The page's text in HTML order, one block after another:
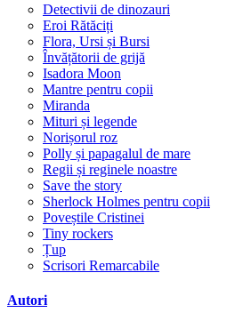
Detectivii de dinozauri
Eroi Rătăciți
Flora, Ursi și Bursi
Învățătorii de grijă
Isadora Moon
Mantre pentru copii
Miranda
Mituri și legende
Norișorul roz
Polly și papagalul de mare
Regii și reginele noastre
Save the story
Sherlock Holmes pentru copii
Poveștile Cristinei
Tiny rockers
Țup
Scrisori Remarcabile
Autori